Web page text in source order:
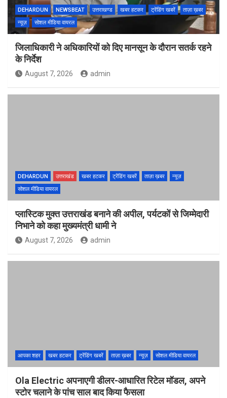
DEHARDUN NEWSBEAT उत्तराखण्ड खबर हटकर ट्रेंडिंग खबरें
ताज़ा ख़बर
न्यूज़
सोशल मीडिया वायरल
जिलाधिकारी ने अधिकारियों को दिए मानसून के दौरान सतर्क रहने
के निर्देश
August 7, 2026 admin
DEHARDUN उत्तराखंड खबर हटकर ट्रेंडिंग खबरें ताज़ा ख़बर
न्यूज़
सोशल मीडिया वायरल
प्लास्टिक मुक्त उत्तराखंड बनाने की अपील, पर्यटकों से जिम्मेदारी
निभाने को कहा मुख्यमंत्री धामी ने
August 7, 2026 admin
आपका शहर खबर हटकर ट्रेंडिंग खबरें ताज़ा ख़बर न्यूज़ सोशल मीडिया वायरल
Ola Electric अपनाएगी डीलर-आधारित रिटेल मॉडल, अपने
स्टोर चलाने के पांच साल बाद किया फैसला